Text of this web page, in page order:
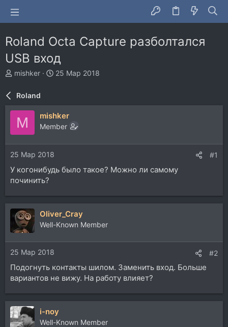
Roland Octa Capture разболтался
USB вход
А
т
р
е
ы
mishker
Д
н
а
ч
25 Мар 2018
Roland
M mishker
Member
25 Мар 2018 #1
У когонибудь было такое? Можно ли самому
починить?
Oliver_Cray
Well-Known Member
25 Мар 2018 #2
Подогнуть контакты шилом. Заменить вход. Больше
вариантов не вижу. На работу влияет?
i-noy
Well-Known Member